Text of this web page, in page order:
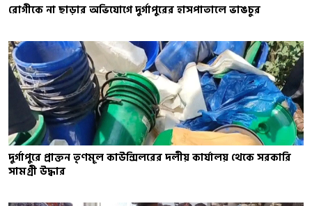
রোগীকে না ছাড়ার অভিযোগে দুর্গাপুরের হাসপাতালে ভাঙচুর
দুর্গাপুরে প্রাক্তন তৃণমূল কাউন্সিলরের দলীয় কার্যালয় থেকে সরকারি
সামগ্রী উদ্ধার